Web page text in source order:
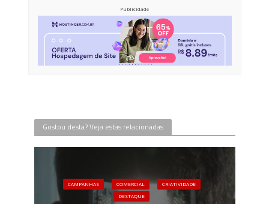
Publicidade
Gostou desta? Veja estas relacionadas
CAMPANHAS COMERCIAL
CRIATIVIDADE
DESTAQUE